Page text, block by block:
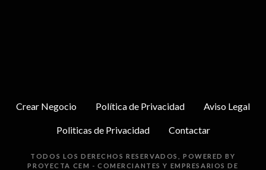
Crear Negocio Política de Privacidad Aviso Legal
Politicas de Privacidad Contactar
TODOS LOS DERECHOS RESERVADOS, POWERED BY
PROYECTA CEM - COMERCIANTES Y EMPRESARIOS DE